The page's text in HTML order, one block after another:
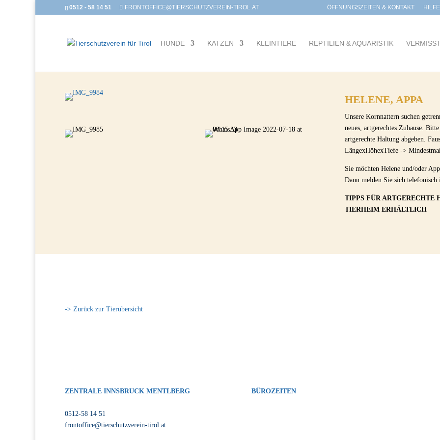
0512 - 58 14 51 FRONTOFFICE@TIERSCHUTZVEREIN-TIROL.AT ÖFFNUNGSZEITEN & KONTAKT
HUNDE KATZEN KLEINTIERE REPTILIEN & AQUARISTIK
HELENE, APPA
Unsere Kornnattern suchen
neues, artgerechtes Zuhause.
artgerechte Haltung abgeben.
LängexHöhexTiefe ->
Sie möchten Helene und/oder
Dann melden Sie sich telefonisch
TIPPS FÜR ARTGERECHTE
TIERHEIM ERHÄLTLICH
-> Zurück zur Tierübersicht
ZENTRALE INNSBRUCK MENTLBERG
0512-58 14 51
frontoffice@tierschutzverein-tirol.at
BÜROZEITEN